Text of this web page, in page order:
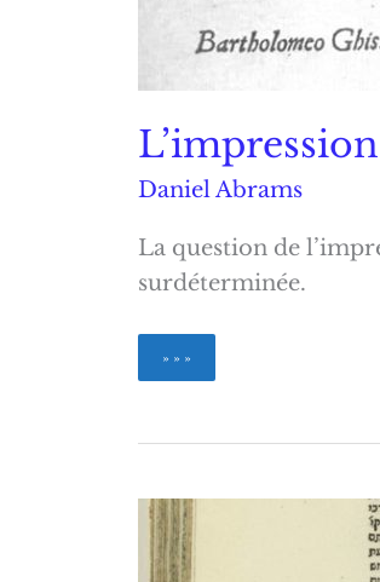
Daniel Abrams
La question de
surdéterminée.
L’impression
du
Mantoue
» » »